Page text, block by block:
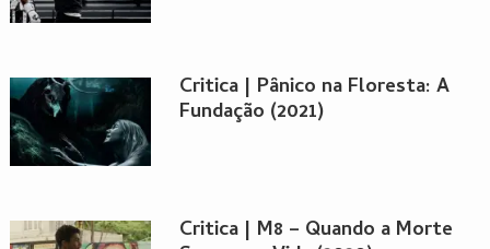
Critica | Pânico na Floresta: A
Fundação (2021)
Critica | M8 – Quando a Morte